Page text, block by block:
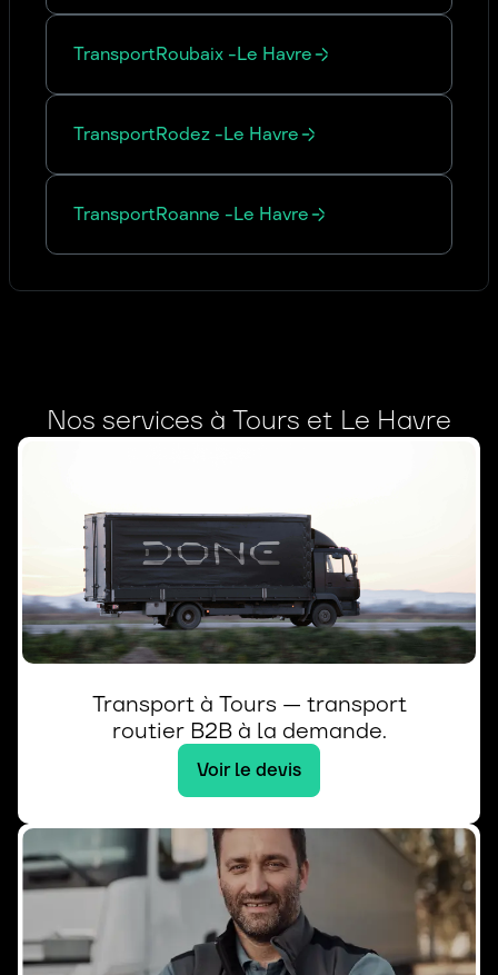
TransportRoubaix -Le Havre
TransportRodez -Le Havre
TransportRoanne -Le Havre
Nos services à Tours et Le Havre
Transport à Tours — transport
routier B2B à la demande.
Voir le devis